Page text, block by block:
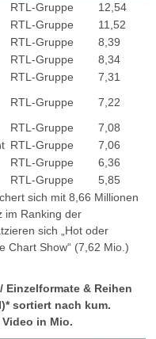
RTL-Gruppe
12,54
RTL-Gruppe
11,52
RTL-Gruppe
8,39
RTL-Gruppe
8,34
RTL-Gruppe
7,31
RTL-Gruppe
7,22
RTL-Gruppe
7,08
RTL-Gruppe
7,06
RTL-Gruppe
6,36
RTL-Gruppe
5,85
sich mit 8,66 Millionen
im Ranking der
sich „Hot oder
Chart Show“ (7,62 Mio.)
Einzelformate & Reihen
sortiert nach kum.
in Mio.